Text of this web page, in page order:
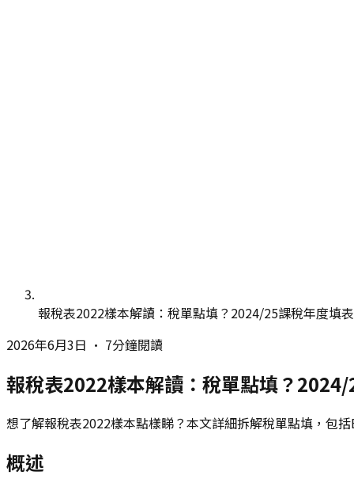
報稅表2022樣本解讀：稅單點填？2024/25課稅年度填
2026年6月3日 • 7分鐘閱讀
報稅表2022樣本解讀：稅單點填？
想了解報稅表2022樣本點樣睇？本文詳細拆解稅單點填，包
概述